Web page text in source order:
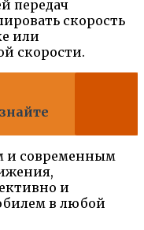
передач
скорость
или
скорости.
и современным
и
в любой